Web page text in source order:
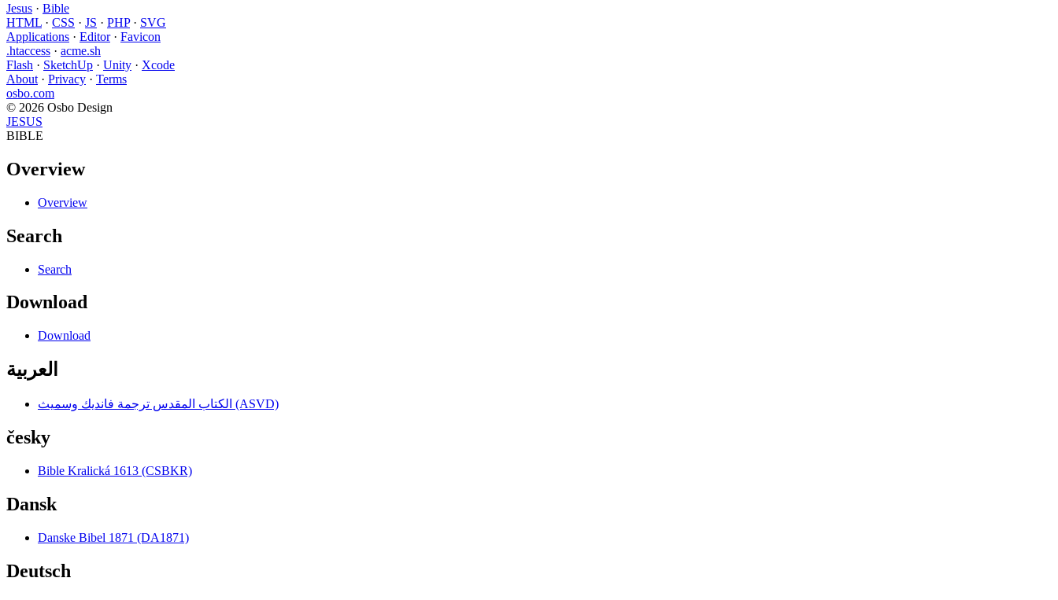
Jesus · Bible
HTML · CSS · JS · PHP· SVG
Applications · Editor· Favicon
.htaccess · acme.sh
Flash · SketchUp · Unity · Xcode
About · Privacy · Terms
osbo.com
© 2026 Osbo Design
JESUS
BIBLE
Overview
Overview
Search
Search
Download
Download
العربية
الكتاب المقدس ترجمة فانديك وسميث (ASVD)
česky
Bible Kralická 1613 (CSBKR)
Dansk
Danske Bibel 1871 (DA1871)
Deutsch